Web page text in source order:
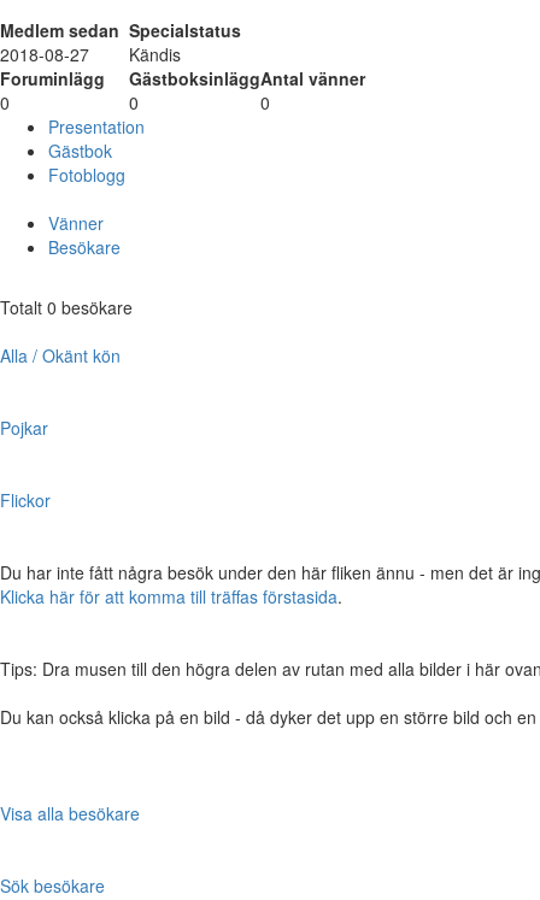
Medlem sedan Specialstatus
2018-08-27
Kändis
Foruminlägg
GästboksinläggAntal vänner
0
0
0
Presentation
Gästbok
Fotoblogg
Vänner
Besökare
Totalt 0 besökare
Alla / Okänt kön
Pojkar
Flickor
Du har inte fått några besök under den här fliken ännu - men det är
Klicka här för att komma till träffas förstasida.
Tips: Dra musen till den högra delen av rutan med alla bilder i här
Du kan också klicka på en bild - då dyker det upp en större bild och
Visa alla besökare
Sök besökare